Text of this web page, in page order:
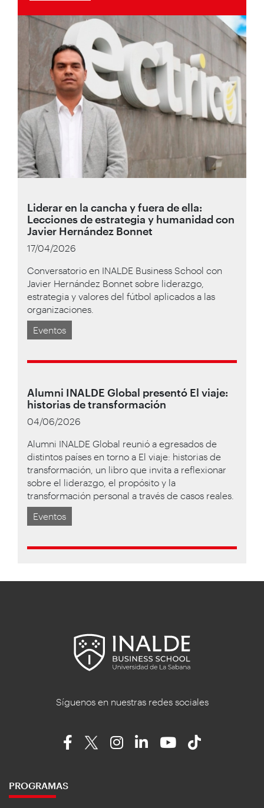
Liderar en la cancha y fuera de ella:
Lecciones de estrategia y humanidad con
Javier Hernández Bonnet
17/04/2026
Conversatorio en INALDE Business School con
Javier Hernández Bonnet sobre liderazgo,
estrategia y valores del fútbol aplicados a las
organizaciones.
Eventos
Alumni INALDE Global presentó El viaje:
historias de transformación
04/06/2026
Alumni INALDE Global reunió a egresados de
distintos países en torno a El viaje: historias de
transformación, un libro que invita a reflexionar
sobre el liderazgo, el propósito y la
transformación personal a través de casos reales.
Eventos
Síguenos en nuestras redes sociales
PROGRAMAS